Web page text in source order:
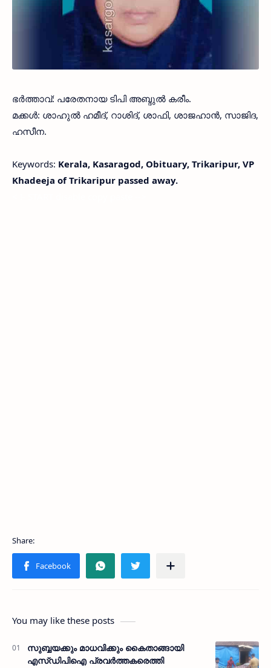
ഭര്‍ത്താവ്: പരേതനായ ടിപി അബ്ദുല്‍ കരീം.
മക്കള്‍: ശാഹുല്‍ ഹമീദ്, റാശിദ്, ശാഫി, ശാജഹാന്‍, സാജിദ,
ഹസീന.
Keywords: Kerala, Kasaragod, Obituary, Trikaripur, VP
Khadeeja of Trikaripur passed away.
You may like these posts
സുബ്ബയക്കും മാധവിക്കും കൈതാങ്ങായി
എസ്ഡിപിഐ പ്രവര്‍ത്തകരെത്തി